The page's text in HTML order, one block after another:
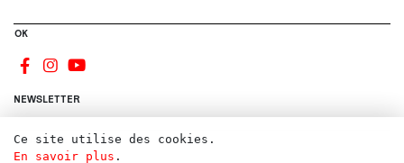
OK
NEWSLETTER
S'INSCRIRE
Ce site utilise des cookies.
En savoir plus .